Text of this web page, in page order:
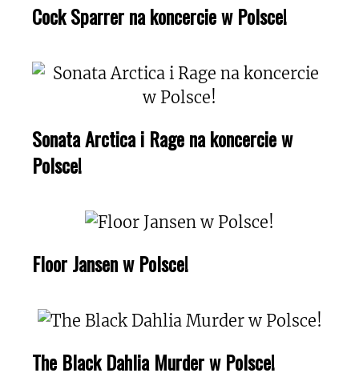
Cock Sparrer na koncercie w Polsce!
Sonata Arctica i Rage na koncercie w
Polsce!
Floor Jansen w Polsce!
The Black Dahlia Murder w Polsce!